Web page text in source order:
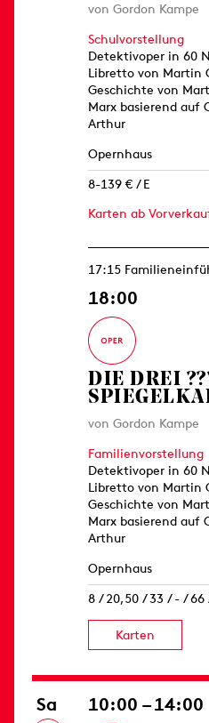
von Gordon Kampe
Schulvorstellung
Detektivoper in 60
Libretto von Martin
Geschichte von
Marx basierend auf
Arthur
Opernhaus
8-139 € / E
Karten ab
17:15
18:00
DIE DREI
von Gordon Kampe
Familienvorstellung
Detektivoper in 60
Libretto von Martin
Geschichte von
Marx basierend auf
Arthur
Opernhaus
8 / 20,50 / 33 / - / 66
Karten
Sa 10:00 – 14:00